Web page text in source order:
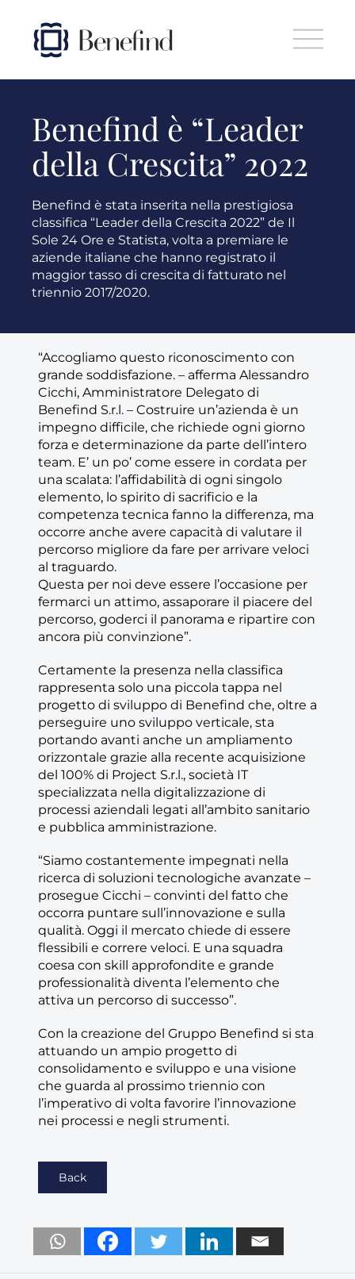
Skip to main content
Benefind è “Leader
della Crescita” 2022
Benefind è stata inserita nella prestigiosa
classifica “Leader della Crescita 2022” de Il
Sole 24 Ore e Statista, volta a premiare le
aziende italiane che hanno registrato il
maggior tasso di crescita di fatturato nel
triennio 2017/2020.
“Accogliamo questo riconoscimento con
grande soddisfazione. – afferma Alessandro
Cicchi, Amministratore Delegato di
Benefind S.r.l. – Costruire un’azienda è un
impegno difficile, che richiede ogni giorno
forza e determinazione da parte dell’intero
team. E’ un po’ come essere in cordata per
una scalata: l’affidabilità di ogni singolo
elemento, lo spirito di sacrificio e la
competenza tecnica fanno la differenza, ma
occorre anche avere capacità di valutare il
percorso migliore da fare per arrivare veloci
al traguardo.
Questa per noi deve essere l’occasione per
fermarci un attimo, assaporare il piacere del
percorso, goderci il panorama e ripartire con
ancora più convinzione”.
Certamente la presenza nella classifica
rappresenta solo una piccola tappa nel
progetto di sviluppo di Benefind che, oltre a
perseguire uno sviluppo verticale, sta
portando avanti anche un ampliamento
orizzontale grazie alla recente acquisizione
del 100% di Project S.r.l., società IT
specializzata nella digitalizzazione di
processi aziendali legati all’ambito sanitario
e pubblica amministrazione.
“Siamo costantemente impegnati nella
ricerca di soluzioni tecnologiche avanzate –
prosegue Cicchi – convinti del fatto che
occorra puntare sull’innovazione e sulla
qualità. Oggi il mercato chiede di essere
flessibili e correre veloci. E una squadra
coesa con skill approfondite e grande
professionalità diventa l’elemento che
attiva un percorso di successo”.
Con la creazione del Gruppo Benefind si sta
attuando un ampio progetto di
consolidamento e sviluppo e una visione
che guarda al prossimo triennio con
l’imperativo di volta favorire l’innovazione
nei processi e negli strumenti.
Back